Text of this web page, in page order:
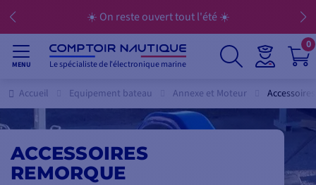
☀️ On reste ouvert tout l'été ☀️
MENU Le spécialiste de l'électronique marine
0
Accueil Equipement bateau Annexe et Moteur
ACCESSOIRES
REMORQUE